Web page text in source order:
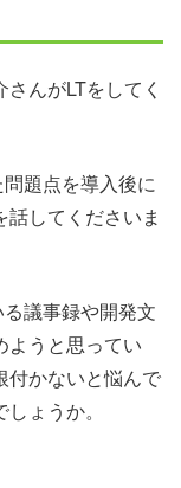
んがLTをしてく
題点を導入後に
してくださいま
議事録や開発文
ようと思ってい
付かないと悩んで
ょうか。